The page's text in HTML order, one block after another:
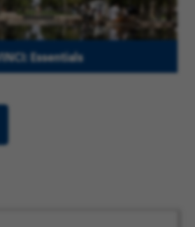
Essentials